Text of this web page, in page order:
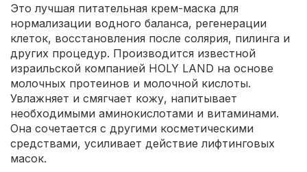
Это лучшая питательная крем-маска для
нормализации водного баланса, регенерации
клеток, восстановления после солярия, пилинга и
других процедур. Производится известной
израильской компанией HOLY LAND на основе
молочных протеинов и молочной кислоты.
Увлажняет и смягчает кожу, напитывает
необходимыми аминокислотами и витаминами.
Она сочетается с другими косметическими
средствами, усиливает действие лифтинговых
масок.